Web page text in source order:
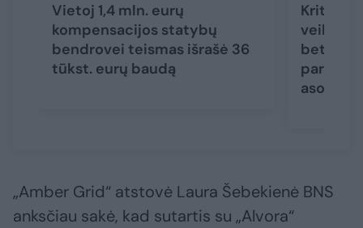
Vietoj 1,4 mln. eurų
kompensacijos statybų
bendrovei teismas išrašė 36
tūkst. eurų baudą
Kritikos
veiklos
bet
„Amber Grid“ atstovė Laura Šebekienė BNS
anksčiau sakė, kad sutartis su „Alvora“